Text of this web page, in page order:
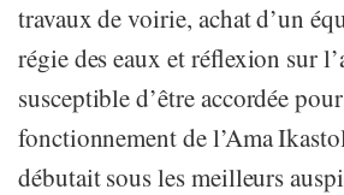
travaux de voirie, achat d’un
régie des eaux et réflexion sur
susceptible d’être accordée
fonctionnement de l’Ama
débutait sous les meilleurs